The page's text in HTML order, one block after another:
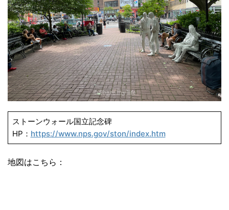
ストーンウォール国立記念碑
HP： https://www.nps.gov/ston/index.htm
地図はこちら：